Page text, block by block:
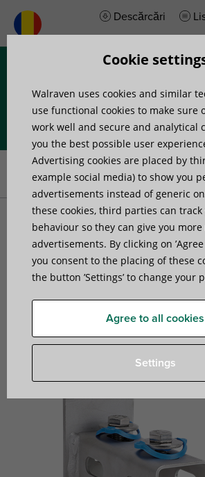
Descărcări
Prima pagină»Produse» Channel Systems
brackets»Walraven RapidRail® Stainless
Walraven
Stainless Steel
fixing to wall, floor or ceiling
Cookie
Walraven uses cookies and similar
use functional cookies to make sure
work well and secure and analytical
you the best possible user
Advertising cookies are placed by
example social media) to show you
advertisements instead of generic
these cookies, third parties can
behaviour so they can give you
advertisements. By clicking on ’Agree
you consent to the placing of these
the button ’Settings’ to change your
Agree to all cookies
Settings